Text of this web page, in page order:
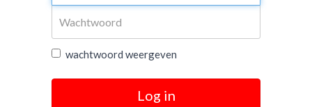
wachtwoord weergeven
Log in